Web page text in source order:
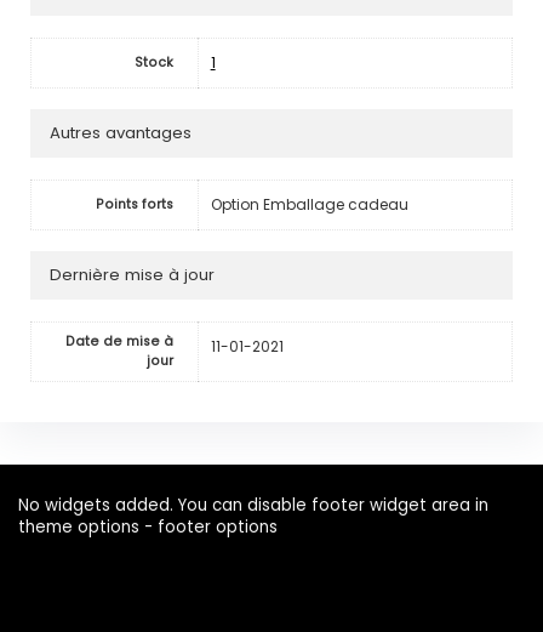
Stock 1
Autres avantages
Points forts Option Emballage cadeau
Dernière mise à jour
Date de mise à
jour
11-01-2021
No widgets added. You can disable footer widget area in
theme options - footer options